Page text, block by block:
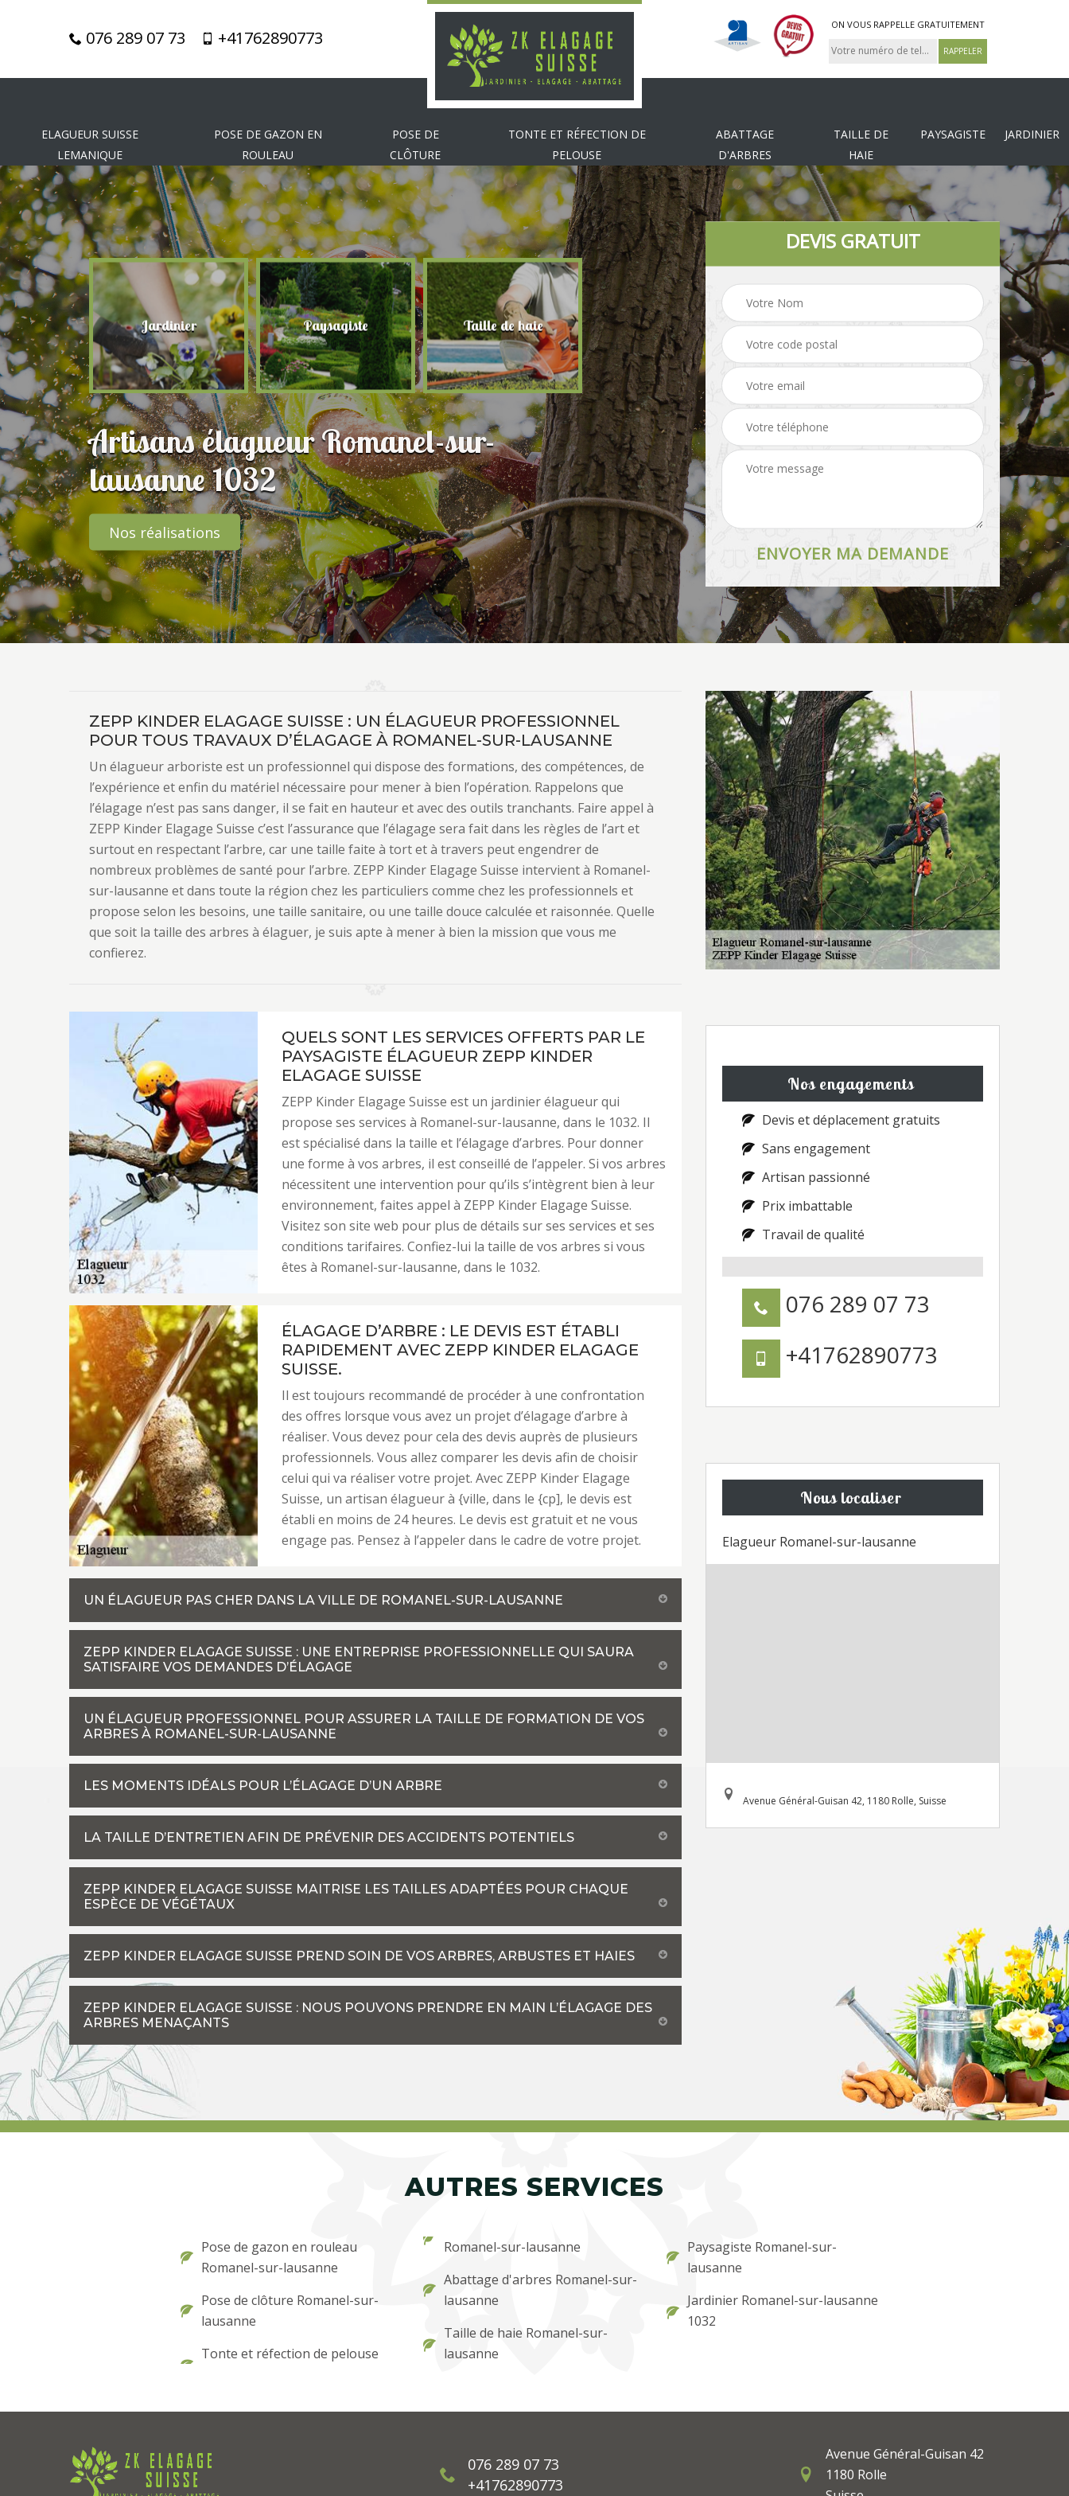
076 289 07 73 +41762890773
ON VOUS RAPPELLE GRATUITEMENT
ELAGUEUR SUISSE
LEMANIQUE
POSE DE GAZON EN
ROULEAU
POSE DE
CLÔTURE
TONTE ET RÉFECTION DE
PELOUSE
ABATTAGE
D'ARBRES
TAILLE DE
HAIE
PAYSAGISTE JARDINIER
Jardinier Paysagiste Taille de haie Abattage d'arbres Tonte et réfection de Pose de clôture
Artisans élagueur Romanel-sur-
lausanne 1032
Nos réalisations
DEVIS GRATUIT
ZEPP KINDER ELAGAGE SUISSE : UN ÉLAGUEUR PROFESSIONNEL
POUR TOUS TRAVAUX D’ÉLAGAGE À ROMANEL-SUR-LAUSANNE
Un élagueur arboriste est un professionnel qui dispose des formations, des compétences, de
l’expérience et enfin du matériel nécessaire pour mener à bien l’opération. Rappelons que
l’élagage n’est pas sans danger, il se fait en hauteur et avec des outils tranchants. Faire appel à
ZEPP Kinder Elagage Suisse c’est l’assurance que l’élagage sera fait dans les règles de l’art et
surtout en respectant l’arbre, car une taille faite à tort et à travers peut engendrer de
nombreux problèmes de santé pour l’arbre. ZEPP Kinder Elagage Suisse intervient à Romanel-
sur-lausanne et dans toute la région chez les particuliers comme chez les professionnels et
propose selon les besoins, une taille sanitaire, ou une taille douce calculée et raisonnée. Quelle
que soit la taille des arbres à élaguer, je suis apte à mener à bien la mission que vous me
confierez.
QUELS SONT LES SERVICES OFFERTS PAR LE
PAYSAGISTE ÉLAGUEUR ZEPP KINDER
ELAGAGE SUISSE
ZEPP Kinder Elagage Suisse est un jardinier élagueur qui
propose ses services à Romanel-sur-lausanne, dans le 1032. Il
est spécialisé dans la taille et l’élagage d’arbres. Pour donner
une forme à vos arbres, il est conseillé de l’appeler. Si vos arbres
nécessitent une intervention pour qu’ils s’intègrent bien à leur
environnement, faites appel à ZEPP Kinder Elagage Suisse.
Visitez son site web pour plus de détails sur ses services et ses
conditions tarifaires. Confiez-lui la taille de vos arbres si vous
êtes à Romanel-sur-lausanne, dans le 1032.
ÉLAGAGE D’ARBRE : LE DEVIS EST ÉTABLI
RAPIDEMENT AVEC ZEPP KINDER ELAGAGE
SUISSE.
Il est toujours recommandé de procéder à une confrontation
des offres lorsque vous avez un projet d’élagage d’arbre à
réaliser. Vous devez pour cela des devis auprès de plusieurs
professionnels. Vous allez comparer les devis afin de choisir
celui qui va réaliser votre projet. Avec ZEPP Kinder Elagage
Suisse, un artisan élagueur à {ville, dans le {cp], le devis est
établi en moins de 24 heures. Le devis est gratuit et ne vous
engage pas. Pensez à l’appeler dans le cadre de votre projet.
UN ÉLAGUEUR PAS CHER DANS LA VILLE DE ROMANEL-SUR-LAUSANNE
ZEPP KINDER ELAGAGE SUISSE : UNE ENTREPRISE PROFESSIONNELLE QUI SAURA
SATISFAIRE VOS DEMANDES D’ÉLAGAGE
UN ÉLAGUEUR PROFESSIONNEL POUR ASSURER LA TAILLE DE FORMATION DE VOS
ARBRES À ROMANEL-SUR-LAUSANNE
LES MOMENTS IDÉALS POUR L’ÉLAGAGE D’UN ARBRE
LA TAILLE D’ENTRETIEN AFIN DE PRÉVENIR DES ACCIDENTS POTENTIELS
ZEPP KINDER ELAGAGE SUISSE MAITRISE LES TAILLES ADAPTÉES POUR CHAQUE
ESPÈCE DE VÉGÉTAUX
ZEPP KINDER ELAGAGE SUISSE PREND SOIN DE VOS ARBRES, ARBUSTES ET HAIES
ZEPP KINDER ELAGAGE SUISSE : NOUS POUVONS PRENDRE EN MAIN L’ÉLAGAGE DES
ARBRES MENAÇANTS
Nos engagements
Devis et déplacement gratuits
Sans engagement
Artisan passionné
Prix imbattable
Travail de qualité
076 289 07 73
+41762890773
Nous localiser
Elagueur Romanel-sur-lausanne
Avenue Général-Guisan 42, 1180 Rolle, Suisse
AUTRES SERVICES
Pose de gazon en rouleau
Romanel-sur-lausanne
Pose de clôture Romanel-sur-
lausanne
Tonte et réfection de pelouse
Romanel-sur-lausanne
Abattage d'arbres Romanel-sur-
lausanne
Taille de haie Romanel-sur-
lausanne
Paysagiste Romanel-sur-
lausanne
Jardinier Romanel-sur-lausanne
1032
076 289 07 73
+41762890773
Avenue Général-Guisan 42
1180 Rolle